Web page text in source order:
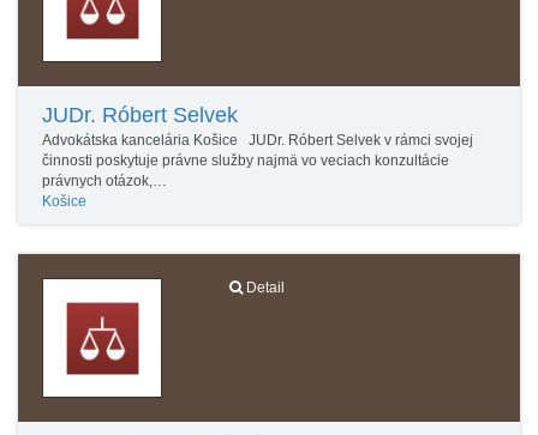
JUDr. Róbert Selvek
Advokátska kancelária Košice JUDr. Róbert Selvek v rámci svojej
činnosti poskytuje právne služby najmä vo veciach konzultácie
právnych otázok,…
Košice
Detail